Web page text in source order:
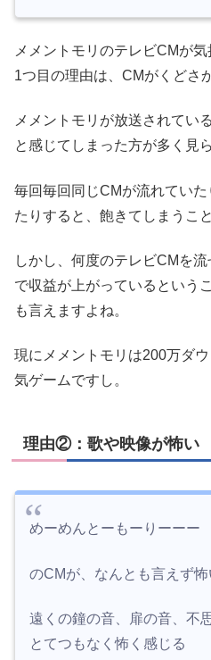
メメントモリのテレビCMが
1つ目の理由は、CMがくどさ
メメントモリが放送されてい
と感じてしまった方が多く見
毎回毎回同じCMが流れてい
たりすると、飽きてしまうこ
しかし、何度のテレビCMを
で収益が上がっているという
も言えますよね。
現にメメントモリは200万ダ
気ゲームですし。
理由②：歌や映像が怖い
めーめんとーもーりーーー
のCMが、なんとも言えず
遠くの鐘の音、扉の音、不
とてつもなく怖く感じる